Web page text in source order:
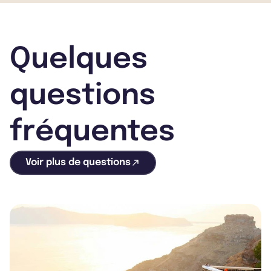
Quelques
questions
fréquentes
Voir plus de questions